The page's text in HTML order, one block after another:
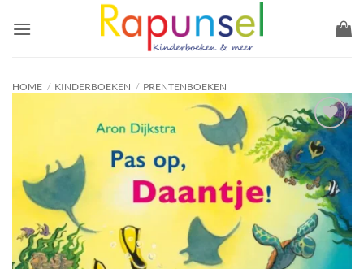
naar
HOME / KINDERBOEKEN / PRENTENBOEKEN